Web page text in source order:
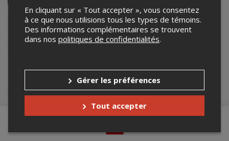
Facebook Linkedin PinterestEnvoyer
par
courriel
Lepointdevente.com agit à titre de mandataire pour PARALOEIL
le cadre de l’affichage en ligne et la vente de billets pour ses
événements.
Pour plus d’information à propos de cet événement, veuillez
Achat de billets
En cliquant sur « Tout accepter », vous consentez
à ce que nous utilisions tous les types de témoins.
Des informations complémentaires se trouvent
dans nos politiques de confidentialités.
Gérer les préférences
Tout accepter